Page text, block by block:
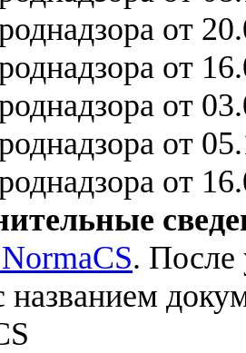
от
от
от
от
от
. После
названием